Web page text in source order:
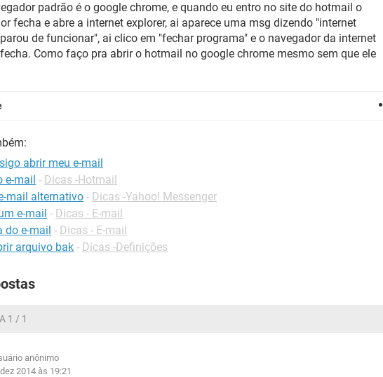
padrão é o google chrome, e quando eu entro no site do hotmail o
fecha e abre a internet explorer, ai aparece uma msg dizendo "internet
de funcionar", ai clico em "fechar programa" e o navegador da internet
Como faço pra abrir o hotmail no google chrome mesmo sem que ele
abrir meu e-mail
e-mail - Dicas -Hotmail
mail alternativo - Dicas -Yahoo! Messenger
e-mail - Dicas - E-mail
do e-mail - Dicas - E-mail
arquivo bak - Dicas -Definições
1 / 1
anônimo
2014 às 19:21